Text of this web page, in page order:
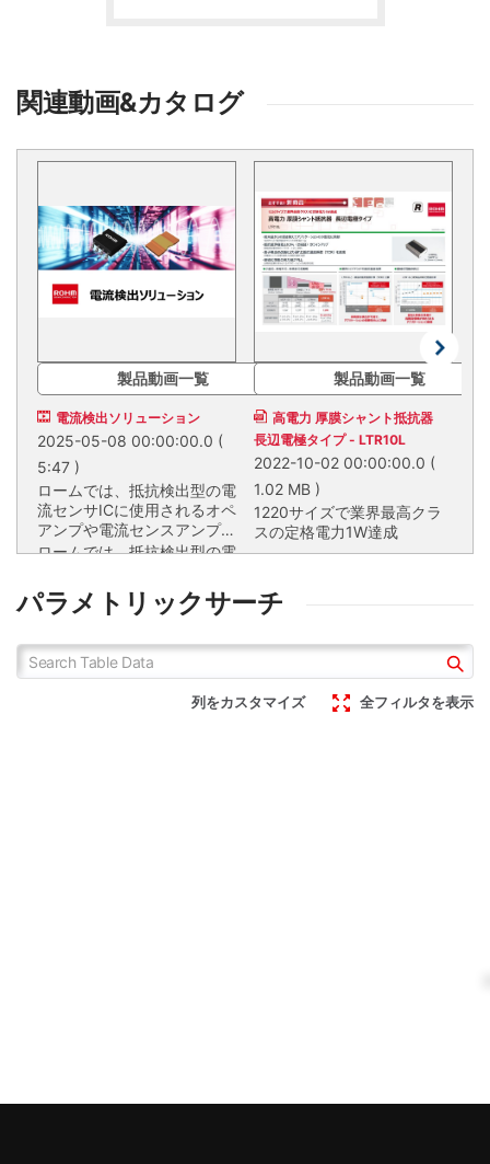
関連動画&カタログ
製品動画一覧
電流検出ソリューション
2025-05-08 00:00:00.0 (
5:47 )
ロームでは、抵抗検出型の電
流センサICに使用されるオペ
アンプや電流センスアンプ、
シャント抵抗器を自社で取り
ルギー管理のために、高精度
な検出を叶えるロームの電流
えることで実装面積を大きく
削減でき、アプリケーション
ロームでは、抵抗検出型の電
アンプや電流センスアンプ、
シャント抵抗器を自社で取り
ルギー管理のために、高精度
な検出を叶えるロームの電流
センサ。磁場検出型から置換
製品動画一覧
高電力 厚膜シャント抵抗器
長辺電極タイプ - LTR10L
2022-10-02 00:00:00.0 (
1.02 MB )
1220サイズで業界最高クラ
スの定格電力1W達成
スの定格電力1W達成
パラメトリックサーチ
列をカスタマイズ 全フィルタを表示